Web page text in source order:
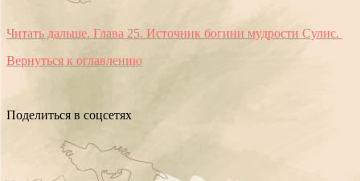
Читать дальше. Глава 25. Источник богини мудрости Сулис.
Вернуться к оглавлению
Поделиться в соцсетях